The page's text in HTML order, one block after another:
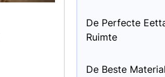
De Perfecte
Ruimte
De Beste